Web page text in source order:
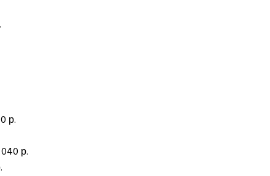
р.
040 р.